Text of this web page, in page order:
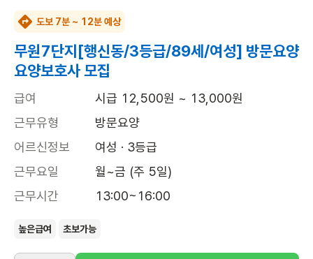
도보 7분 ~ 12분 예상
무원7단지[행신동/3등급/89세/여성] 방문요양
요양보호사 모집
급여
시급 12,500원 ~ 13,000원
근무유형
방문요양
어르신정보
여성 · 3등급
근무요일
월~금 (주 5일)
근무시간
13:00~16:00
높은급여 초보가능